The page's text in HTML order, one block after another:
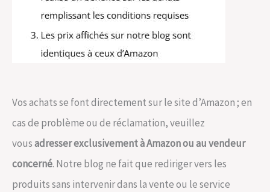
Vos achats se font directement sur le site d’Amazon ; en
cas de problème ou de réclamation, veuillez
vousadresser exclusivement à Amazon ou au vendeur
concerné. Notre blog ne fait que rediriger vers les
produits sans intervenir dans la vente ou le service